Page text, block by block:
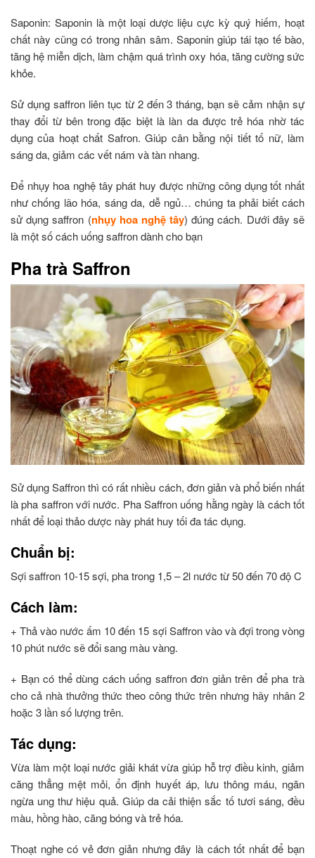
Saponin: Saponin là một loại dược liệu cực kỳ quý hiếm, hoạt
chất này cũng có trong nhân sâm. Saponin giúp tái tạo tế bào,
tăng hệ miễn dịch, làm chậm quá trình oxy hóa, tăng cường sức
khỏe.
Sử dụng saffron liên tục từ 2 đến 3 tháng, bạn sẽ cảm nhận sự
thay đổi từ bên trong đặc biệt là làn da được trẻ hóa nhờ tác
dụng của hoạt chất Safron. Giúp cân bằng nội tiết tố nữ, làm
sáng da, giảm các vết nám và tàn nhang.
Để nhụy hoa nghệ tây phát huy được những công dụng tốt nhất
như chống lão hóa, sáng da, dễ ngủ… chúng ta phải biết cách
sử dụng saffron (nhụy hoa nghệ tây) đúng cách. Dưới đây sẽ
là một số cách uống saffron dành cho bạn
Pha trà Saffron
Sử dụng Saffron thì có rất nhiều cách, đơn giản và phổ biến nhất
là pha saffron với nước. Pha Saffron uống hằng ngày là cách tốt
nhất để loại thảo dược này phát huy tối đa tác dụng.
Chuẩn bị:
Sợi saffron 10-15 sợi, pha trong 1,5 – 2l nước từ 50 đến 70 độ C
Cách làm:
+ Thả vào nước ấm 10 đến 15 sợi Saffron vào và đợi trong vòng
10 phút nước sẽ đổi sang màu vàng.
+ Bạn có thể dùng cách uống saffron đơn giản trên để pha trà
cho cả nhà thưởng thức theo công thức trên nhưng hãy nhân 2
hoặc 3 lần số lượng trên.
Tác dụng:
Vừa làm một loại nước giải khát vừa giúp hỗ trợ điều kinh, giảm
căng thẳng mệt mỏi, ổn định huyết áp, lưu thông máu, ngăn
ngừa ung thư hiệu quả. Giúp da cải thiện sắc tố tươi sáng, đều
màu, hồng hào, căng bóng và trẻ hóa.
Thoạt nghe có vẻ đơn giản nhưng đây là cách tốt nhất để bạn